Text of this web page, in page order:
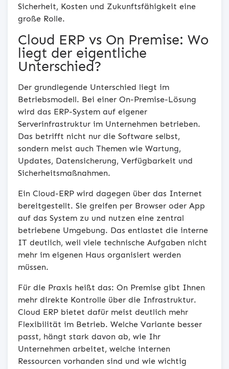
Sicherheit, Kosten und Zukunftsfähigkeit eine
große Rolle.
Cloud ERP vs On Premise: Wo
liegt der eigentliche
Unterschied?
Der grundlegende Unterschied liegt im
Betriebsmodell. Bei einer On-Premise-Lösung
wird das ERP-System auf eigener
Serverinfrastruktur im Unternehmen betrieben.
Das betrifft nicht nur die Software selbst,
sondern meist auch Themen wie Wartung,
Updates, Datensicherung, Verfügbarkeit und
Sicherheitsmaßnahmen.
Ein Cloud-ERP wird dagegen über das Internet
bereitgestellt. Sie greifen per Browser oder App
auf das System zu und nutzen eine zentral
betriebene Umgebung. Das entlastet die interne
IT deutlich, weil viele technische Aufgaben nicht
mehr im eigenen Haus organisiert werden
müssen.
Für die Praxis heißt das: On Premise gibt Ihnen
mehr direkte Kontrolle über die Infrastruktur.
Cloud ERP bietet dafür meist deutlich mehr
Flexibilität im Betrieb. Welche Variante besser
passt, hängt stark davon ab, wie Ihr
Unternehmen arbeitet, welche internen
Ressourcen vorhanden sind und wie wichtig